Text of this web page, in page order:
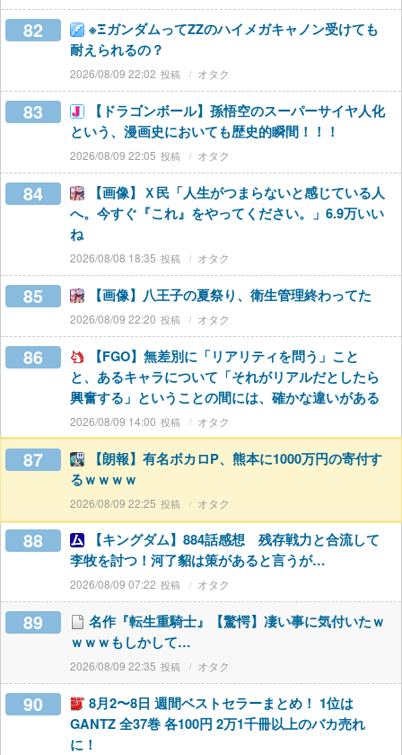
82
※ΞガンダムってZZのハイメガキャノン受けても
耐えられるの？
2026/08/09 22:02 オタク
83
【ドラゴンボール】孫悟空のスーパーサイヤ人化
という、漫画史においても歴史的瞬間！！！
2026/08/09 22:05 オタク
84
【画像】Ｘ民「人生がつまらないと感じている人
へ。今すぐ『これ』をやってください。」6.9万いい
ね
2026/08/08 18:35 オタク
85 【画像】八王子の夏祭り、衛生管理終わってた
2026/08/09 22:20 オタク
86
【FGO】無差別に「リアリティを問う」こと
と、あるキャラについて「それがリアルだとしたら
興奮する」ということの間には、確かな違いがある
2026/08/09 14:00 オタク
87
【朗報】有名ボカロP、熊本に1000万円の寄付す
るｗｗｗｗ
2026/08/09 22:25 オタク
88
【キングダム】884話感想 残存戦力と合流して
李牧を討つ！河了貂は策があると言うが…
2026/08/09 07:22 オタク
89
名作『転生重騎士』【驚愕】凄い事に気付いたｗ
ｗｗｗもしかして…
2026/08/09 22:35 オタク
90
8月2〜8日 週間ベストセラーまとめ！ 1位は
GANTZ 全37巻 各100円 2万1千冊以上のバカ売れ
に！